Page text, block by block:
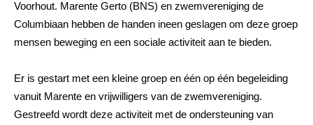
Voorhout. Marente Gerto (BNS) en zwemvereniging de
Columbiaan hebben de handen ineen geslagen om deze groep
mensen beweging en een sociale activiteit aan te bieden.
Er is gestart met een kleine groep en één op één begeleiding
vanuit Marente en vrijwilligers van de zwemvereniging.
Gestreefd wordt deze activiteit met de ondersteuning van